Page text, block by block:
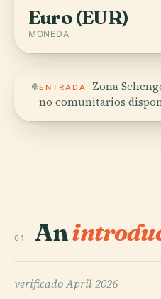
Euro (EUR)
MONEDA
ENTRADA
Zona
no comunitarios
01 An
verificadoApril 2026